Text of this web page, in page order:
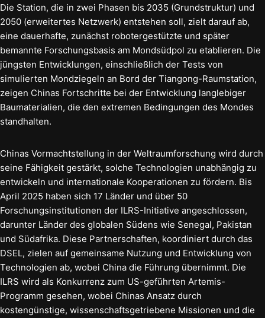
Die Station, die in zwei Phasen bis 2035 (Grundstruktur) und
2050 (erweitertes Netzwerk) entstehen soll, zielt darauf ab,
eine dauerhafte, zunächst robotergestützte und später
bemannte Forschungsbasis am Mondsüdpol zu etablieren. Die
jüngsten Entwicklungen, einschließlich der Tests von
simulierten Mondziegeln an Bord der Tiangong-Raumstation,
zeigen Chinas Fortschritte bei der Entwicklung langlebiger
Baumaterialien, die den extremen Bedingungen des Mondes
standhalten.
Chinas Vormachtstellung in der Weltraumforschung wird durch
seine Fähigkeit gestärkt, solche Technologien unabhängig zu
entwickeln und internationale Kooperationen zu fördern. Bis
April 2025 haben sich 17 Länder und über 50
Forschungsinstitutionen der ILRS-Initiative angeschlossen,
darunter Länder des globalen Südens wie Senegal, Pakistan
und Südafrika. Diese Partnerschaften, koordiniert durch das
DSEL, zielen auf gemeinsame Nutzung und Entwicklung von
Technologien ab, wobei China die Führung übernimmt. Die
ILRS wird als Konkurrenz zum US-geführten Artemis-
Programm gesehen, wobei Chinas Ansatz durch
kostengünstige, wissenschaftsgetriebene Missionen und die